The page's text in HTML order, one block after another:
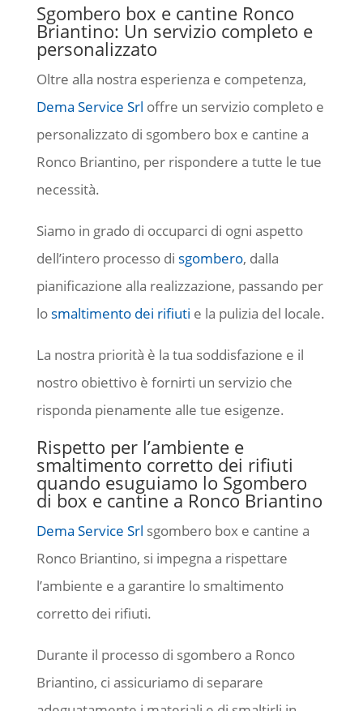
Sgombero box e cantine Ronco
Briantino: Un servizio completo e
personalizzato
Oltre alla nostra esperienza e competenza,
Dema Service Srl offre un servizio completo e
personalizzato di sgombero box e cantine a
Ronco Briantino, per rispondere a tutte le tue
necessità.
Siamo in grado di occuparci di ogni aspetto
dell’intero processo di sgombero, dalla
pianificazione alla realizzazione, passando per
lo smaltimento dei rifiuti e la pulizia del locale.
La nostra priorità è la tua soddisfazione e il
nostro obiettivo è fornirti un servizio che
risponda pienamente alle tue esigenze.
Rispetto per l’ambiente e
smaltimento corretto dei rifiuti
quando esuguiamo lo Sgombero
di box e cantine a Ronco Briantino
Dema Service Srl sgombero box e cantine a
Ronco Briantino, si impegna a rispettare
l’ambiente e a garantire lo smaltimento
corretto dei rifiuti.
Durante il processo di sgombero a Ronco
Briantino, ci assicuriamo di separare